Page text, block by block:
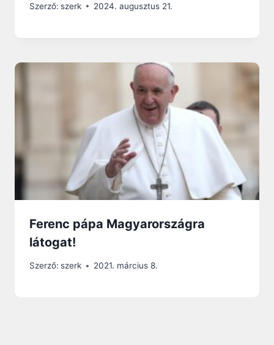
Szerző: szerk 2024. augusztus 21.
Ferenc pápa Magyarországra
látogat!
Szerző: szerk 2021. március 8.